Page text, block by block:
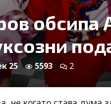
обсипа
25 5593 2